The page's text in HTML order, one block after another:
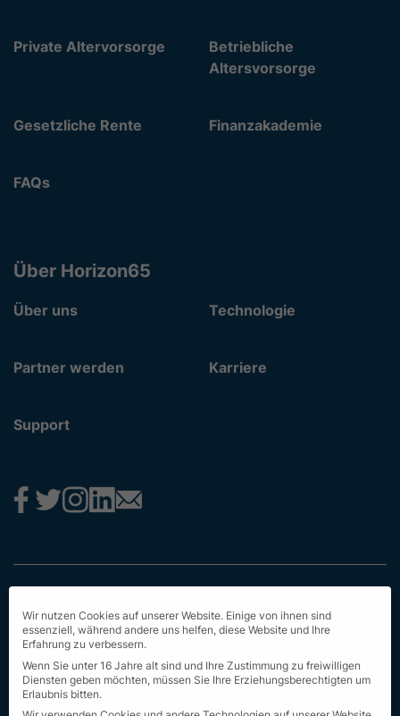
Private Altervorsorge
Betriebliche
Altersvorsorge
Gesetzliche Rente Finanzakademie
FAQs
Über Horizon65
Über uns Technologie
Partner werden Karriere
Support
Impressum
Datenschutz
AGB
Erstinformation
Wir nutzen Cookies auf unserer Website. Einige von ihnen sind
essenziell, während andere uns helfen, diese Website und Ihre
Erfahrung zu verbessern.
Wenn Sie unter 16 Jahre alt sind und Ihre Zustimmung zu freiwilligen
Diensten geben möchten, müssen Sie Ihre Erziehungsberechtigten um
Erlaubnis bitten.